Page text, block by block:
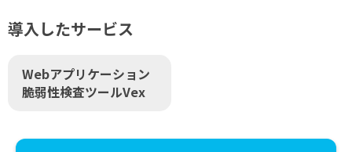
導入したサービス
Webアプリケーション
脆弱性検査ツールVex